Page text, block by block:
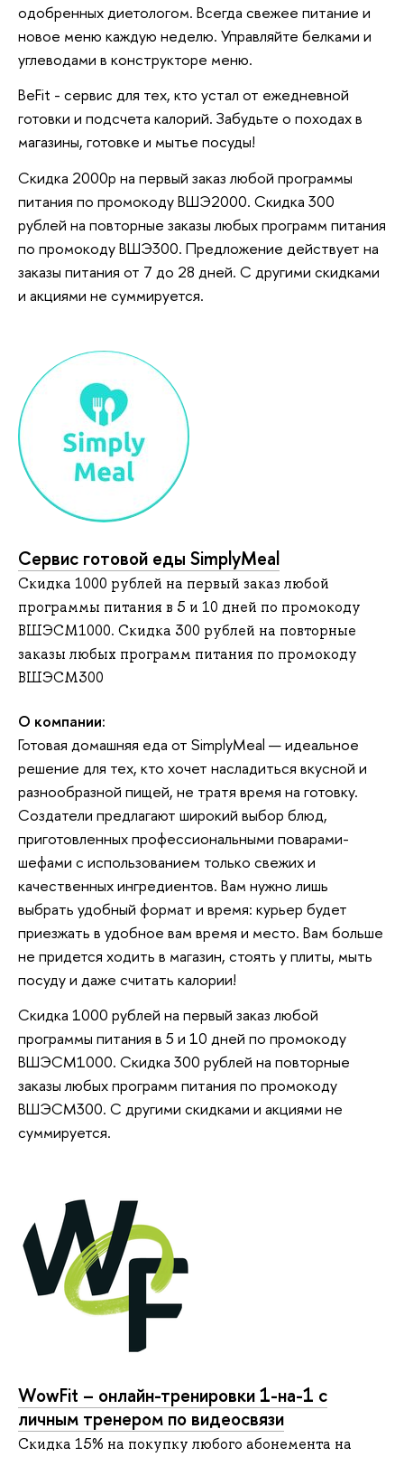
одобренных диетологом. Всегда свежее питание и
новое меню каждую неделю. Управляйте белками и
углеводами в конструкторе меню.
BeFit - сервис для тех, кто устал от ежедневной
готовки и подсчета калорий. Забудьте о походах в
магазины, готовке и мытье посуды!
Скидка 2000р на первый заказ любой программы
питания по промокоду ВШЭ2000. Скидка 300
рублей на повторные заказы любых программ питания
по промокоду ВШЭ300. Предложение действует на
заказы питания от 7 до 28 дней. С другими скидками
и акциями не суммируется.
Сервис готовой еды SimplyMeal
Скидка 1000 рублей на первый заказ любой
программы питания в 5 и 10 дней по промокоду
ВШЭСМ1000. Скидка 300 рублей на повторные
заказы любых программ питания по промокоду
ВШЭСМ300
О компании:
Готовая домашняя еда от SimplyMeal — идеальное
решение для тех, кто хочет насладиться вкусной и
разнообразной пищей, не тратя время на готовку.
Создатели предлагают широкий выбор блюд,
приготовленных профессиональными поварами-
шефами с использованием только свежих и
качественных ингредиентов. Вам нужно лишь
выбрать удобный формат и время: курьер будет
приезжать в удобное вам время и место. Вам больше
не придется ходить в магазин, стоять у плиты, мыть
посуду и даже считать калории!
Скидка 1000 рублей на первый заказ любой
программы питания в 5 и 10 дней по промокоду
ВШЭСМ1000. Скидка 300 рублей на повторные
заказы любых программ питания по промокоду
ВШЭСМ300. С другими скидками и акциями не
суммируется.
WowFit – онлайн-тренировки 1-на-1 с
личным тренером по видеосвязи
Скидка 15% на покупку любого абонемента на